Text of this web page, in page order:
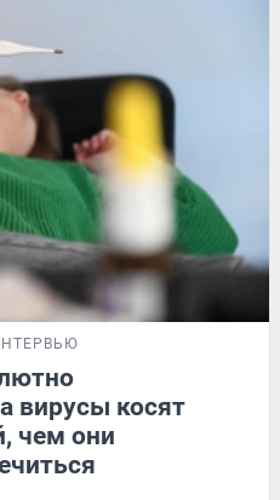
вирусы косят
чем они